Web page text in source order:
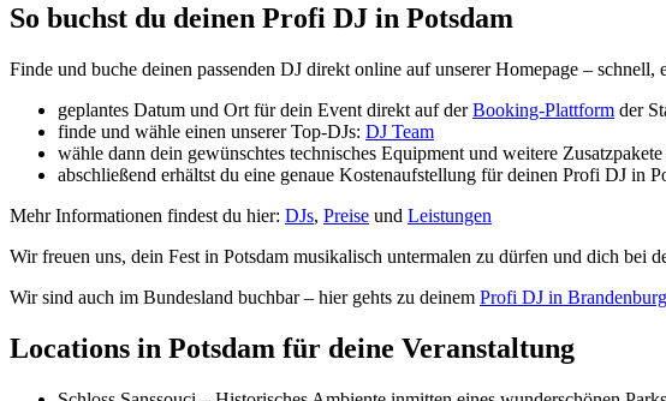
So buchst du deinen Profi DJ in Potsdam
Finde und buche deinen passenden DJ direkt online auf unserer Homepage –
geplantes Datum und Ort für dein Event direkt auf derBooking-Plattform der
finde und wähle einen unserer Top-DJs: DJ Team
wähle dann dein gewünschtes technisches Equipment und weitere Zusatzpakete
abschließend erhältst du eine genaue Kostenaufstellung für deinen Profi DJ in
Mehr Informationen findest du hier: DJs, Preise und Leistungen
Wir freuen uns, dein Fest in Potsdam musikalisch untermalen zu dürfen und dich bei
Wir sind auch im Bundesland buchbar – hier gehts zu deinem Profi DJ in Brandenburg
Locations in Potsdam für deine Veranstaltung